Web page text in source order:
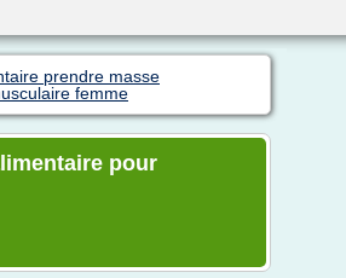
prendre masse
femme
pour